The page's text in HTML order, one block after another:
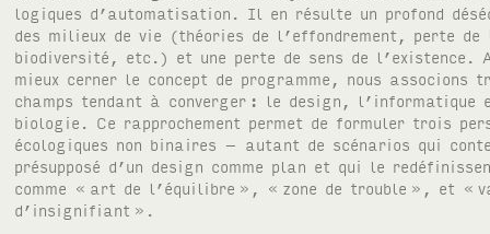
logiques d’automatisation. Il en résulte un profond
des milieux de vie (théories de l’effondrement, perte de
biodiversité, etc.) et une perte de sens de l’existence.
mieux cerner le concept de programme, nous associons
champs tendant à converger : le design, l’informatique
biologie. Ce rapprochement permet de formuler trois
écologiques non binaires – autant de scénarios qui
présupposé d’un design comme plan et qui le
comme « art de l’équilibre », « zone de trouble », et «
d’insignifiant ».